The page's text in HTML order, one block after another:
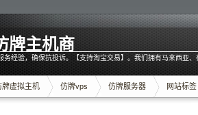
牌主机商
务经验，确保抗投诉。【支持淘宝交易】。我们拥有马来西亚
牌虚拟主机 仿牌vps 仿牌服务器 网站标签